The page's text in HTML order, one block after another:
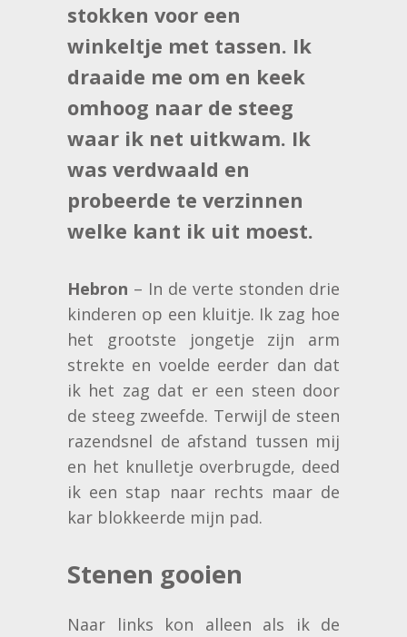
stokken voor een
winkeltje met tassen. Ik
draaide me om en keek
omhoog naar de steeg
waar ik net uitkwam. Ik
was verdwaald en
probeerde te verzinnen
welke kant ik uit moest.
Hebron – In de verte stonden drie
kinderen op een kluitje. Ik zag hoe
het grootste jongetje zijn arm
strekte en voelde eerder dan dat
ik het zag dat er een steen door
de steeg zweefde. Terwijl de steen
razendsnel de afstand tussen mij
en het knulletje overbrugde, deed
ik een stap naar rechts maar de
kar blokkeerde mijn pad.
Stenen gooien
Naar links kon alleen als ik de